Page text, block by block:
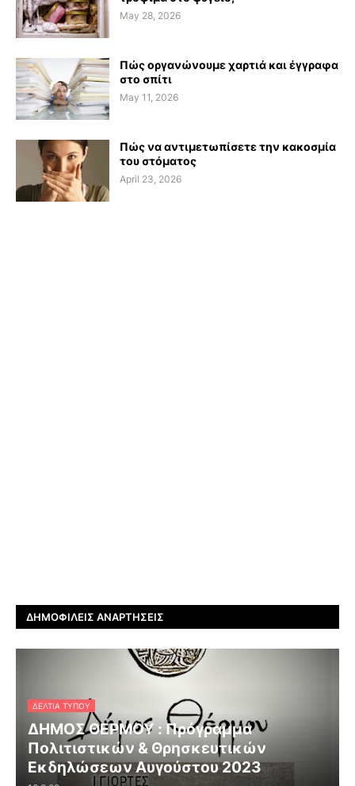
May 28, 2026
Πώς οργανώνουμε χαρτιά και έγγραφα
στο σπίτι
May 11, 2026
Πώς να αντιμετωπίσετε την κακοσμία
του στόματος
April 23, 2026
ΔΗΜΟΦΙΛΕΊΣ ΑΝΑΡΤΉΣΕΙΣ
ΔΕΛΤΊΑ ΤΎΠΟΥ
ΔΗΜΟΣ ΘΕΡΜΟΥ : Πρόγραμμα
Πολιτιστικών & Θρησκευτικών
Εκδηλώσεων Αυγούστου 2023